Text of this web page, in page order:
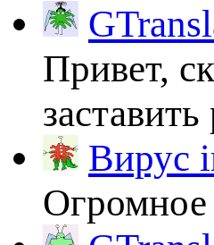
Привет,
Вирус